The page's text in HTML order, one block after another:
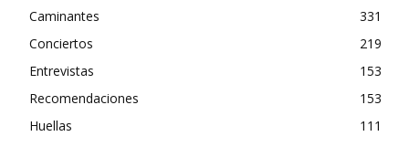
Caminantes
331
Conciertos
219
Entrevistas
153
Recomendaciones
153
Huellas
111